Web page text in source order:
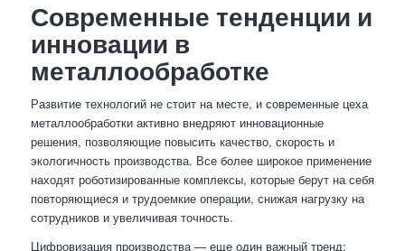
Современные тенденции и
инновации в
металлообработке
Развитие технологий не стоит на месте, и современные цеха
металлообработки активно внедряют инновационные
решения, позволяющие повысить качество, скорость и
экологичность производства. Все более широкое применение
находят роботизированные комплексы, которые берут на себя
повторяющиеся и трудоемкие операции, снижая нагрузку на
сотрудников и увеличивая точность.
Цифровизация производства — еще один важный тренд: